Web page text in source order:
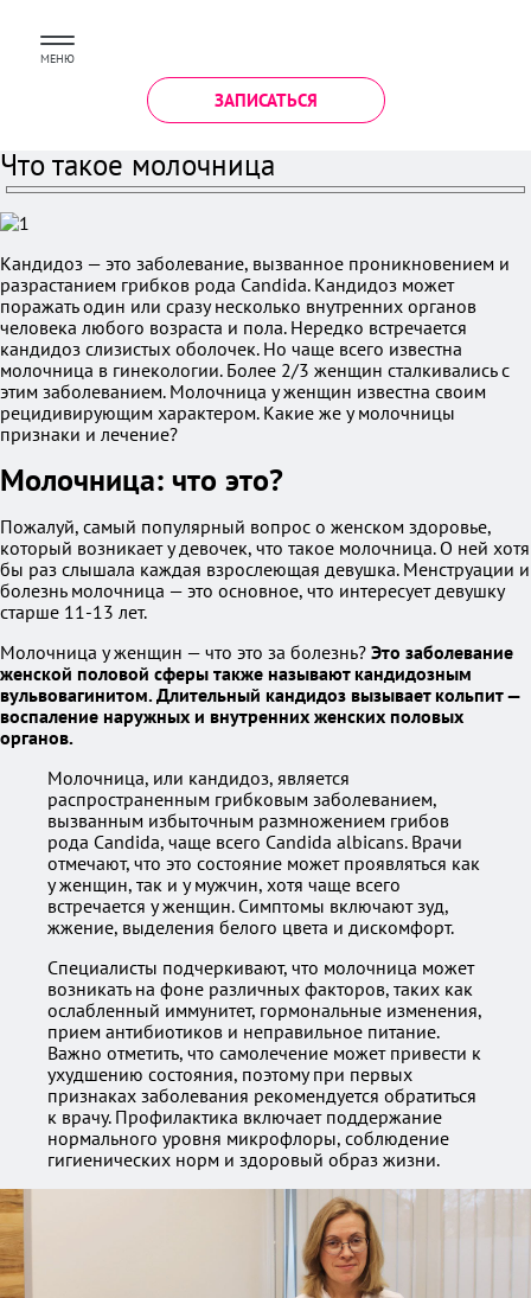
МЕНЮ
ЗАПИСАТЬСЯ
Что такое молочница
Кандидоз — это заболевание, вызванное проникновением и
разрастанием грибков рода Candida. Кандидоз может
поражать один или сразу несколько внутренних органов
человека любого возраста и пола. Нередко встречается
кандидоз слизистых оболочек. Но чаще всего известна
молочница в гинекологии. Более 2/3 женщин сталкивались с
этим заболеванием. Молочница у женщин известна своим
рецидивирующим характером. Какие же у молочницы
признаки и лечение?
Молочница: что это?
Пожалуй, самый популярный вопрос о женском здоровье,
который возникает у девочек, что такое молочница. О ней хотя
бы раз слышала каждая взрослеющая девушка. Менструации и
болезнь молочница — это основное, что интересует девушку
старше 11-13 лет.
Молочница у женщин — что это за болезнь? Это заболевание
женской половой сферы также называют кандидозным
вульвовагинитом. Длительный кандидоз вызывает кольпит —
воспаление наружных и внутренних женских половых
органов.
Молочница, или кандидоз, является
распространенным грибковым заболеванием,
вызванным избыточным размножением грибов
рода Candida, чаще всего Candida albicans. Врачи
отмечают, что это состояние может проявляться как
у женщин, так и у мужчин, хотя чаще всего
встречается у женщин. Симптомы включают зуд,
жжение, выделения белого цвета и дискомфорт.
Специалисты подчеркивают, что молочница может
возникать на фоне различных факторов, таких как
ослабленный иммунитет, гормональные изменения,
прием антибиотиков и неправильное питание.
Важно отметить, что самолечение может привести к
ухудшению состояния, поэтому при первых
признаках заболевания рекомендуется обратиться
к врачу. Профилактика включает поддержание
нормального уровня микрофлоры, соблюдение
гигиенических норм и здоровый образ жизни.